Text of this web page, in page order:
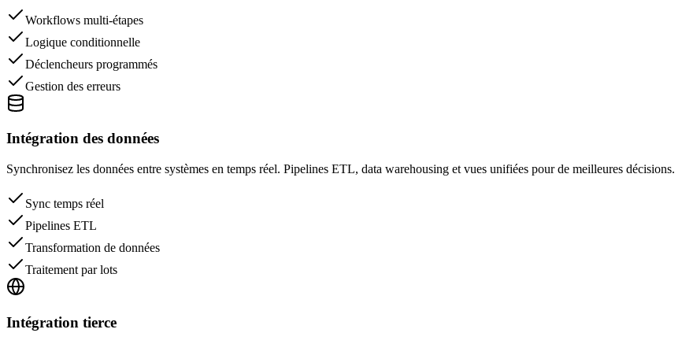
Workflows multi-étapes
Logique conditionnelle
Déclencheurs programmés
Gestion des erreurs
Intégration des données
Synchronisez les données entre systèmes en temps réel. Pipelines ETL, data warehousing et vues unifiées pour de meilleures décisions.
Sync temps réel
Pipelines ETL
Transformation de données
Traitement par lots
Intégration tierce